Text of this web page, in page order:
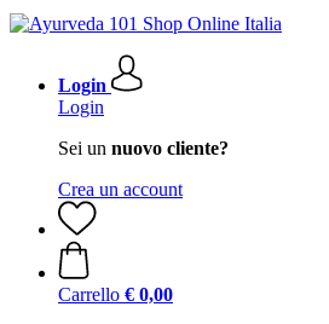
Login
Login
Sei un nuovo cliente?
Crea un account
Carrello € 0,00